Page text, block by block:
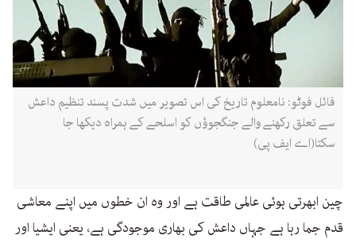
فائل فوٹو: نامعلوم تاریخ کی اس تصویر میں شدت پسند تنظیم داعش
سے تعلق رکھنے والے جنگجوؤں کو اسلحے کے ہمراہ دیکھا جا
سکتا(اے ایف پی)
چین ابھرتی ہوئی عالمی طاقت ہے اور وہ ان خطوں میں اپنے معاشی
قدم جما رہا ہے جہاں داعش کی بھاری موجودگی ہے، یعنی ایشیا اور